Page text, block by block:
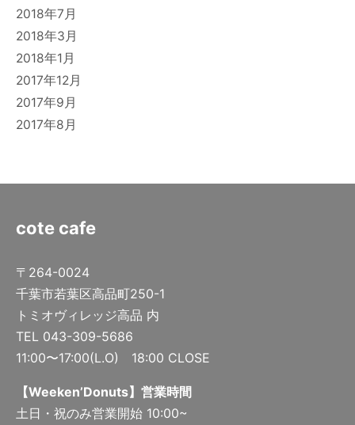
2018年7月
2018年3月
2018年1月
2017年12月
2017年9月
2017年8月
cote cafe
〒264-0024
千葉市若葉区高品町250-1
トミオヴィレッジ高品 内
TEL 043-309-5686
11:00〜17:00(L.O) 18:00 CLOSE
【Weeken’Donuts】営業時間
土日・祝のみ営業開始 10:00~